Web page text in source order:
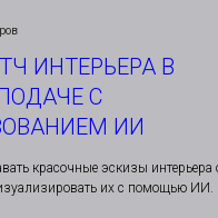
ИНТЕРЬЕРА В
С
ИИ
красочные эскизы интерьера
их с помощью ИИ.